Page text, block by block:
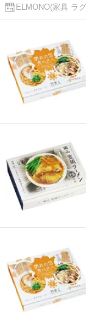
ELMONO(家具 ラ